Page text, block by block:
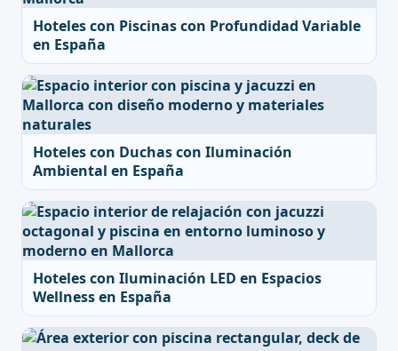
Hoteles con Piscinas con Profundidad Variable
en España
Hoteles con Duchas con Iluminación
Ambiental en España
Hoteles con Iluminación LED en Espacios
Wellness en España